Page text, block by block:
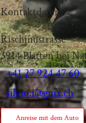
Kontaktdaten
Rischinustrasse
3914Blatten bei
+41 27 924 47 60
silvio.i@gmx.ch
Anreise mit dem Auto